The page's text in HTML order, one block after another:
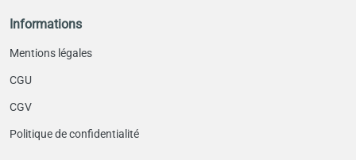
Informations
Mentions légales
CGU
CGV
Politique de confidentialité